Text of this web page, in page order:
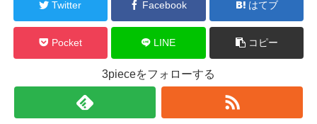
Twitter Facebook はてブ
Pocket LINE コピー
3pieceをフォローする